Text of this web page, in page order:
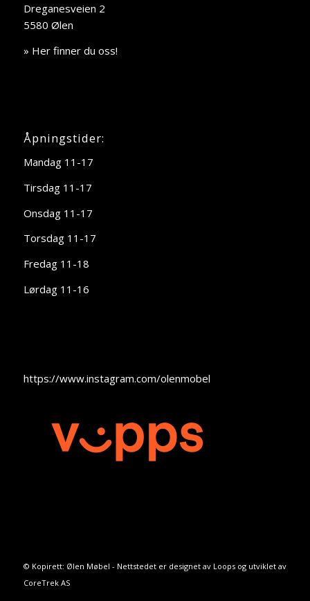
Dreganesveien 2
5580 Ølen
» Her finner du oss!
Åpningstider:
Mandag 11-17
Tirsdag 11-17
Onsdag 11-17
Torsdag 11-17
Fredag 11-18
Lørdag 11-16
https://www.instagram.com/olenmobel
© Kopirett: Ølen Møbel - Nettstedet er designet av Loopsog utviklet av
CoreTrek AS